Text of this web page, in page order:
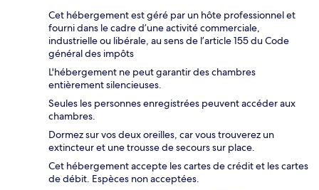
Cet hébergement est géré par un hôte professionnel et
fourni dans le cadre d’une activité commerciale,
industrielle ou libérale, au sens de l’article 155 du Code
général des impôts
L'hébergement ne peut garantir des chambres
entièrement silencieuses.
Seules les personnes enregistrées peuvent accéder aux
chambres.
Dormez sur vos deux oreilles, car vous trouverez un
extincteur et une trousse de secours sur place.
Cet hébergement accepte les cartes de crédit et les cartes
de débit. Espèces non acceptées.